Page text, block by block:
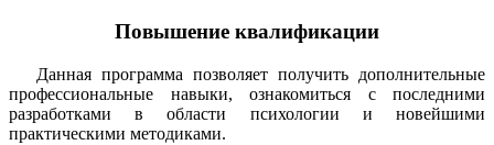
Повышение квалификации
Данная программа позволяет получить дополнительные
профессиональные навыки, ознакомиться с последними
разработками в области психологии и новейшими
практическими методиками.